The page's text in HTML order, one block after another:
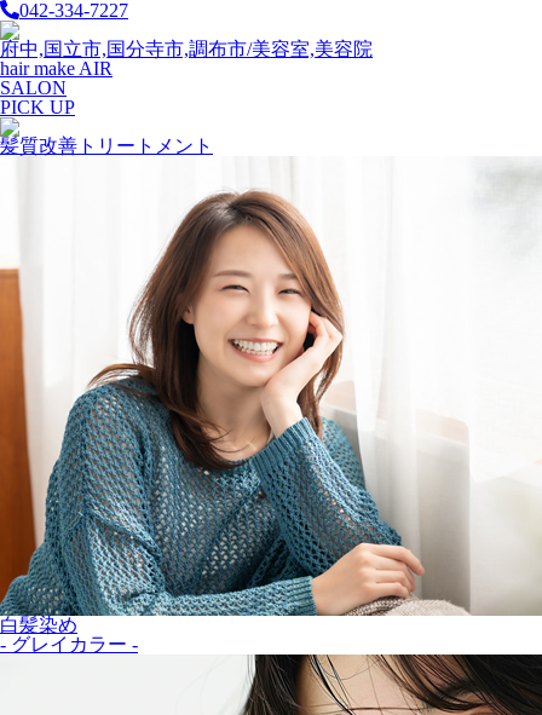
042-334-7227
府中,国立市,国分寺市,調布市/美容室,美容院
hair make AIR
SALON
PICK UP
髪質改善トリートメント
白髪染め
- グレイカラー -